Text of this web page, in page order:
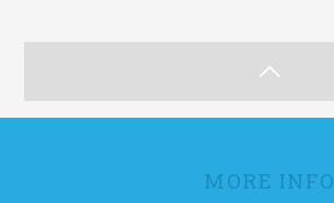
MORE INFO